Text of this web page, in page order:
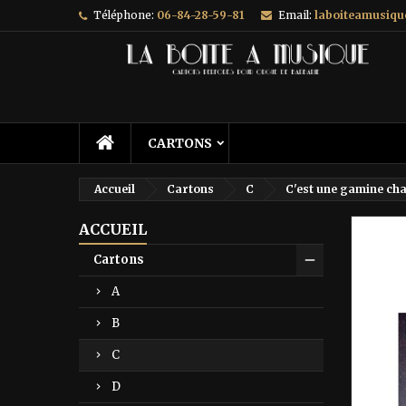
Téléphone: 06-84-28-59-81 Email:
CARTONS
Accueil Cartons C C'est une gamine
ACCUEIL
Cartons
A
B
C
D